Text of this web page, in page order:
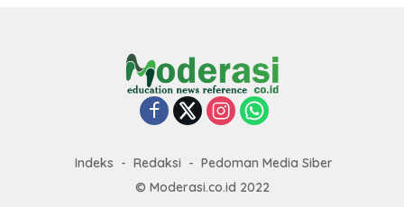
Indeks Redaksi
Pedoman Media Siber
© Moderasi.co.id 2022